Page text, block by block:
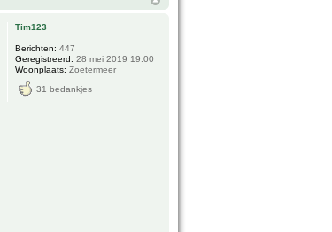
Tim123
Berichten: 447
Geregistreerd: 28 mei 2019 19:00
Woonplaats: Zoetermeer
31 bedankjes